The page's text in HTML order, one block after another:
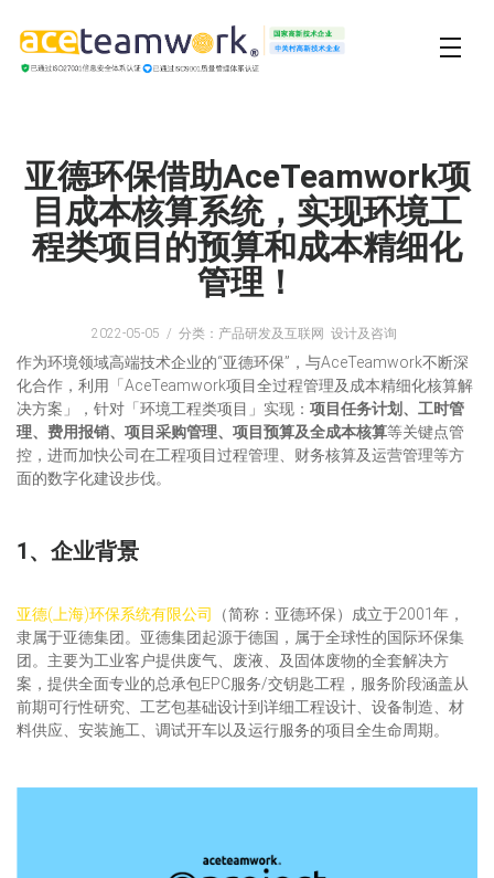
亚德环保借助AceTeamwork项
目成本核算系统，实现环境工
程类项目的预算和成本精细化
管理！
2022-05-05 分类：产品研发及互联网 设计及咨询
作为环境领域高端技术企业的“亚德环保”，与AceTeamwork不断深
化合作，利用「AceTeamwork项目全过程管理及成本精细化核算解
决方案」，针对「环境工程类项目」实现： 项目任务计划、工时管
理、费用报销、项目采购管理、项目预算及全成本核算等关键点管
控，进而加快公司在工程项目过程管理、财务核算及运营管理等方
面的数字化建设步伐。
1、企业背景
亚德(上海)环保系统有限公司
（简称：亚德环保）成立于2001年，
隶属于亚德集团。亚德集团起源于德国，属于全球性的国际环保集
团。主要为工业客户提供废气、废液、及固体废物的全套解决方
案，提供全面专业的总承包EPC服务/交钥匙工程，服务阶段涵盖从
前期可行性研究、工艺包基础设计到详细工程设计、设备制造、材
料供应、安装施工、调试开车以及运行服务的项目全生命周期。